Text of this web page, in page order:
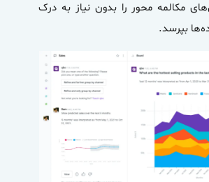
مکالمه محور را بدون نیاز به درک
بپرسد.